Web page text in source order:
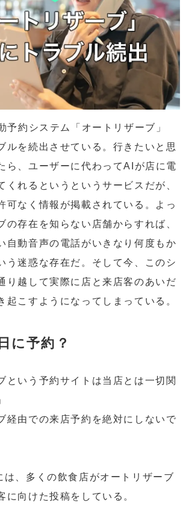
予約システム「オートリザーブ」
ルを続出させている。行きたいと思
ら、ユーザーに代わってAIが店に電
くれるというというサービスだが、
可なく情報が掲載されている。よっ
の存在を知らない店舗からすれば、
自動音声の電話がいきなり何度もか
う迷惑な存在だ。そして今、このシ
り越して実際に店と来店客のあいだ
起こすようになってしまっている。
に予約？
という予約サイトは当店とは一切関
経由での来店予約を絶対にしないで
、多くの飲食店がオートリザーブ
に向けた投稿をしている。